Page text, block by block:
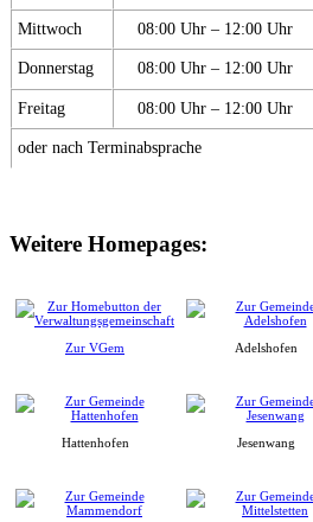
Mittwoch 08:00 Uhr – 12:00 Uhr
Donnerstag 08:00 Uhr – 12:00 Uhr
Freitag 08:00 Uhr – 12:00 Uhr
oder nach Terminabsprache
Weitere Homepages:
Zur VGem Adelshofen
Hattenhofen Jesenwang